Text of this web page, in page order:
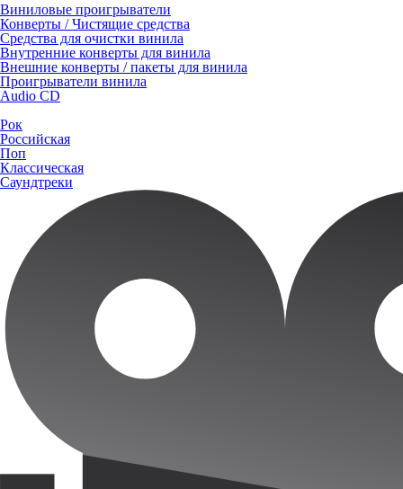
Виниловые проигрыватели
Конверты / Чистящие средства
Средства для очистки винила
Внутренние конверты для винила
Внешние конверты / пакеты для винила
Проигрыватели винила
Audio CD
Рок
Российская
Поп
Классическая
Саундтреки